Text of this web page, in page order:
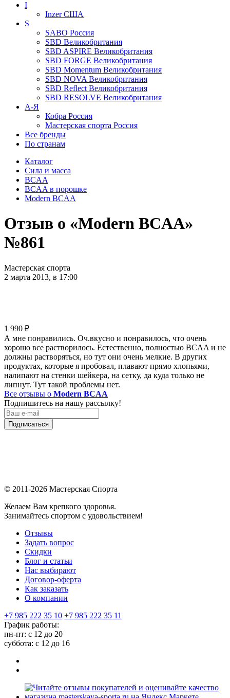
I
InzerСША
S
SABO Россия
SBD Великобритания
SBD ASPIRE Великобритания
SBD FORGE Великобритания
SBD Momentum Великобритания
SBD NOVA Великобритания
SBD Reflect Великобритания
SBD RESOLVE Великобритания
А-Я
Кобра Россия
Мастерская спорта Россия
Все бренды
По странам
Каталог
Сила и масса
BCAA
BCAA в порошке
Modern BCAA
Отзыв о «Modern BCAA»
№861
Мастерская спорта
2 марта 2013, в 17:00
1 990 ₽
А мне понравились. Оч.вкусно и понравилось, что очень
хорошо все растворилось. Естественно, полностью BCAA и не
должны растворяться, но тут они очень мелкие. В других
продуктах, которые я пробовал, плавают прямо хлопьями,
налипают на стенки шейкера, на сетку, да куда только не
липнут. Тут такой проблемы нет.
Все отзывы о Modern BCAA
Подпишитесь на нашу рассылку!
Подписаться
© 2011-2026 Мастерская Спорта
Желаем Вам крепкого здоровья.
Занимайтесь спортом с удовольствием!
Отзывы
Задать вопрос
Скидки
Блог и статьи
Нас выбирают
Договор-оферта
Как заказать
О компании
+7 985 222 35 10 +7 985 222 35 11
График работы:
пн-пт: с 12 до 20
суббота: c 12 до 16